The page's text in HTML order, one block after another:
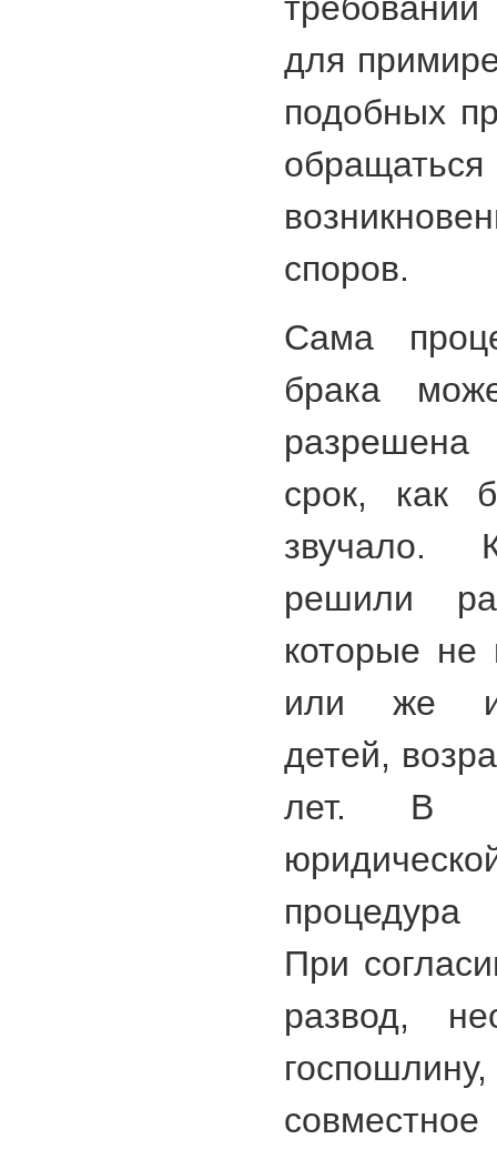
для
подобных
споров.
Сама
брака
срок, как
звучало.
решили
которые
или же
детей,
лет. В
процедура
При
развод,